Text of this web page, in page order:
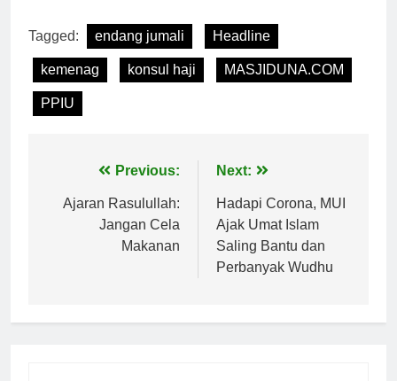
Tagged: endang jumali Headline
kemenag konsul haji MASJIDUNA.COM
PPIU
Navigasi
pos
Previous:
Ajaran Rasulullah:
Jangan Cela
Makanan
Next:
Hadapi Corona, MUI
Ajak Umat Islam
Saling Bantu dan
Perbanyak Wudhu